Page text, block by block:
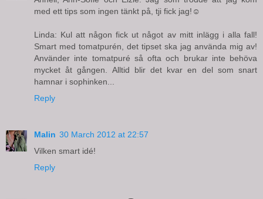
med ett tips som ingen tänkt på, tji fick jag!☺
Linda: Kul att någon fick ut något av mitt inlägg i alla fall!
Smart med tomatpurén, det tipset ska jag använda mig av!
Använder inte tomatpuré så ofta och brukar inte behöva
mycket åt gången. Alltid blir det kvar en del som snart
hamnar i sophinken...
Reply
Malin 30 March 2012 at 22:57
Vilken smart idé!
Reply